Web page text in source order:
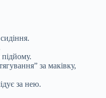
за маківку,
за нею.